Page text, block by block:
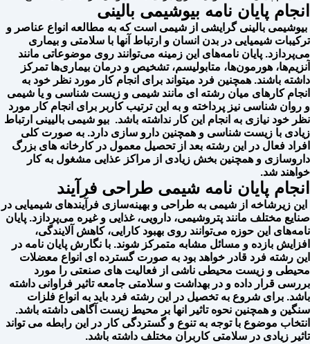
انجام پایان نامه بیوشیمی بالینی
بیوشیمی بالینی گرایشی از شیمی است که به مطالعه انواع عناصر و
ترکیبات شیمیایی در بدن انسان و ارتباط آنها با سلامتی و بیماری
می‌پردازد. پایان نامه‌های این زمینه می‌توانند روی موضوعاتی مانند
آنزیم‌ها، هورمون‌ها، متابولیسم، تشخیص و درمان بیماری‌ها تمرکز
داشته باشند. همچنین فرد میتواند برای انجام کار مورد نظر خود به
انجام کارهای میان رشته ای مانند شیمی و زیست شناسی و یا شیمی
و روان شناسی نیز پرداخته و به این ترتیب کاربر برای انجام کار مورد
نظر خود نیازی به انجام این کار نداشته باشد. بیو شیمی بالیینی ارتباط
زیادی با زیست شناسی و همچنین دارو سازی دارد. به صورت کلی
افراد فعال در این رشته بعد از تحصیل معمول در کارخانه های بزرگ
داروسازی و همچنین بخش زیادی از مراکز عذایی مشغول به کار
خواهند شد.
انجام پایان نامه شیمی طراحی فرآیند
این زیرشاخه از شیمی به طراحی و بهینه‌سازی فرآیندهای شیمیایی در
صنایع مختلف مانند پتروشیمی، دارویی، غذایی و غیره می‌پردازد. پایان
نامه‌های این حوزه می‌توانند روی بهبود کارایی، کاهش آلایندگی،
افزایش بازده و مسائل مشابه متمرکز شوند. با نگارش پایان نامه در
این رشته فرد قادر خواهد بود به صورت گسترده ای انواع معضلات
محیطی و زیست محیطی ناشی از فعالیت های صنعتی را مورد
بررسی قرار داده و در بهداشت و سلامتی جامعه تاثیر فراوانی داشته
باشد. برای شروع به تخصیل در این رشته فرد باید به انواع فلزات
سنگین و همچنین نحوه تاثیر انها بر محیط زیست آگاهی داشته باشد.
انتخاب موضوع با توجه به تنوع و گستردگی کار در این رابطه می تواند
تاثیر زیادی در سلامتی کاربران مختلف داشته باشد.